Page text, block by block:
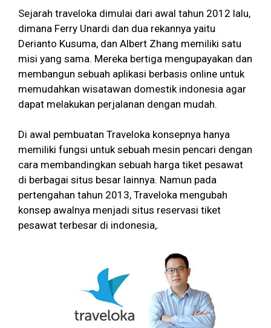
Sejarah traveloka dimulai dari awal tahun 2012 lalu,
dimana Ferry Unardi dan dua rekannya yaitu
Derianto Kusuma, dan Albert Zhang memiliki satu
misi yang sama. Mereka bertiga mengupayakan dan
membangun sebuah aplikasi berbasis online untuk
memudahkan wisatawan domestik indonesia agar
dapat melakukan perjalanan dengan mudah.
Di awal pembuatan Traveloka konsepnya hanya
memiliki fungsi untuk sebuah mesin pencari dengan
cara membandingkan sebuah harga tiket pesawat
di berbagai situs besar lainnya. Namun pada
pertengahan tahun 2013, Traveloka mengubah
konsep awalnya menjadi situs reservasi tiket
pesawat terbesar di indonesia,.